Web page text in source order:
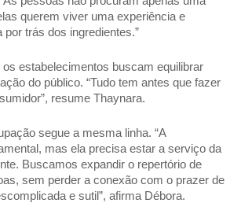
querem viver uma experiência e
por trás dos ingredientes.”
estabelecimentos buscam equilibrar
do público. “Tudo tem antes que fazer
resume Thaynara.
segue a mesma linha. “A
mas ela precisa estar a serviço da
Buscamos expandir o repertório de
sem perder a conexão com o prazer de
e sutil”, afirma Débora.